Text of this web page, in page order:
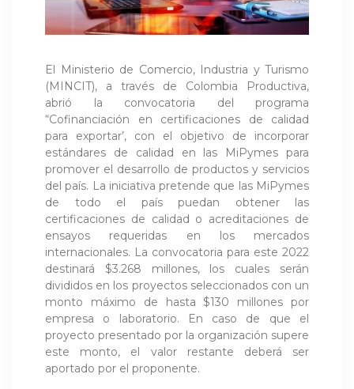
El Ministerio de Comercio, Industria y Turismo
(MINCIT), a través de Colombia Productiva,
abrió la convocatoria del programa
“Cofinanciación en certificaciones de calidad
para exportar’, con el objetivo de incorporar
estándares de calidad en las MiPymes para
promover el desarrollo de productos y servicios
del país. La iniciativa pretende que las MiPymes
de todo el país puedan obtener las
certificaciones de calidad o acreditaciones de
ensayos requeridas en los mercados
internacionales. La convocatoria para este 2022
destinará $3.268 millones, los cuales serán
divididos en los proyectos seleccionados con un
monto máximo de hasta $130 millones por
empresa o laboratorio. En caso de que el
proyecto presentado por la organización supere
este monto, el valor restante deberá ser
aportado por el proponente.